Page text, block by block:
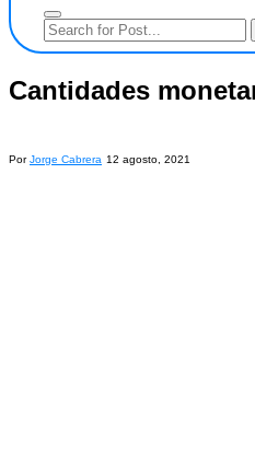
Cantidades
PorJorge Cabrera 12 agosto, 2021